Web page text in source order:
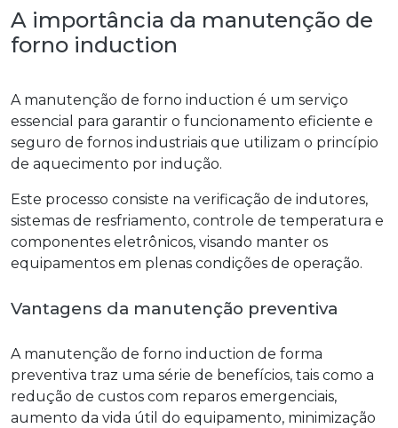
A importância da manutenção de
forno induction
A manutenção de forno induction é um serviço
essencial para garantir o funcionamento eficiente e
seguro de fornos industriais que utilizam o princípio
de aquecimento por indução.
Este processo consiste na verificação de indutores,
sistemas de resfriamento, controle de temperatura e
componentes eletrônicos, visando manter os
equipamentos em plenas condições de operação.
Vantagens da manutenção preventiva
A manutenção de forno induction de forma
preventiva traz uma série de benefícios, tais como a
redução de custos com reparos emergenciais,
aumento da vida útil do equipamento, minimização